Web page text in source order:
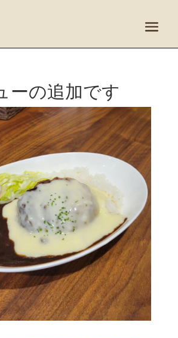
ーの追加です